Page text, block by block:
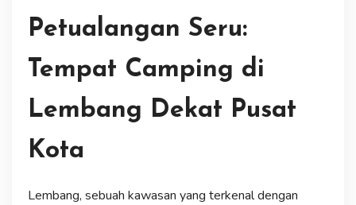
Petualangan Seru:
Tempat Camping di
Lembang Dekat Pusat
Kota
Lembang, sebuah kawasan yang terkenal dengan